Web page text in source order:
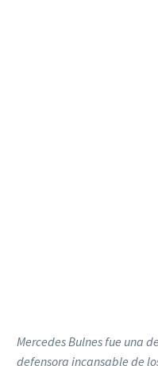
Mercedes Bulnes fue una
defensora incansable de